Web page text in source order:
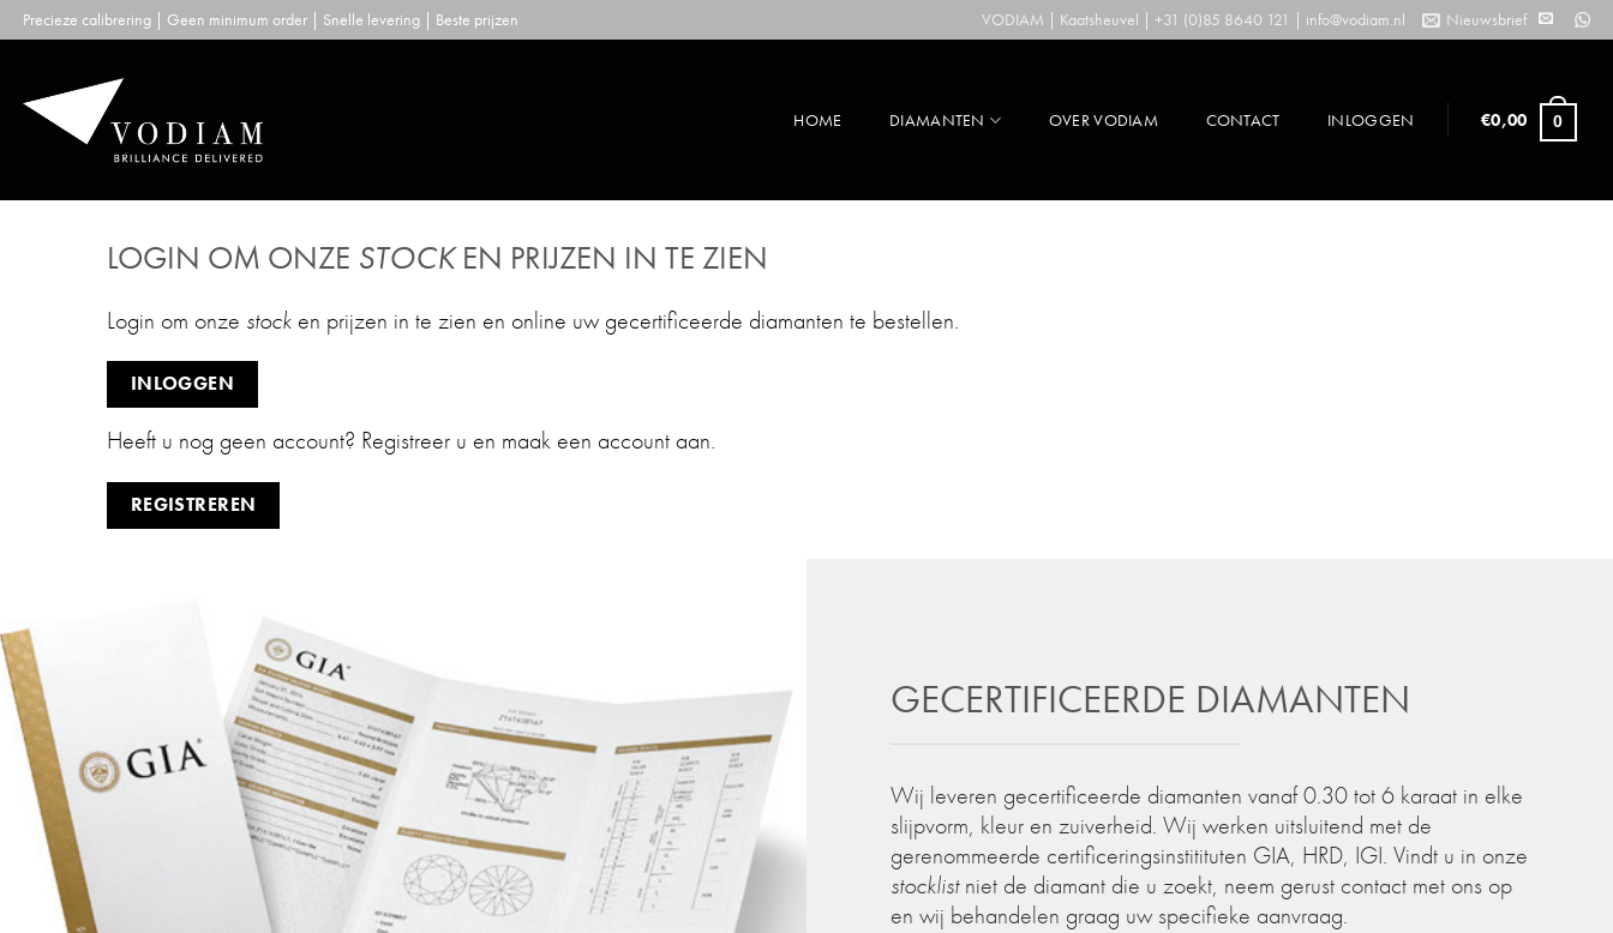
Skip
to
Precieze calibrering | Geen minimum order | Snelle levering | Beste prijzen VODIAM | Kaatsheuvel | +31 (0)85 8640 121 | info@vodiam.nl Nieuwsbrief
HOME DIAMANTEN OVER VODIAM CONTACT INLOGGEN €0,00 0
LOGIN OM ONZE STOCKEN PRIJZEN IN TE ZIEN
Login om onze stock en prijzen in te zien en online uw gecertificeerde diamanten te bestellen.
INLOGGEN
Heeft u nog geen account? Registreer u en maak een account aan.
REGISTREREN
GECERTIFICEERDE DIAMANTEN
Wij leveren gecertificeerde diamanten vanaf 0.30 tot 6 karaat in elke
slijpvorm, kleur en zuiverheid. Wij werken uitsluitend met de
gerenommeerde certificeringsinstitituten GIA, HRD, IGI. Vindt u in onze
stocklistniet de diamant die u zoekt, neem gerust contact met ons op
en wij behandelen graag uw specifieke aanvraag.